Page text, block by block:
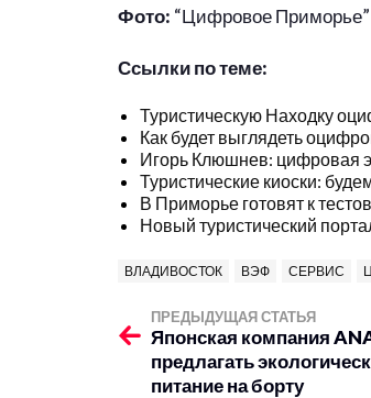
Фото: “Цифровое Приморье”
Ссылки по теме:
Туристическую Находку
Как будет выглядеть
Игорь Клюшнев: цифровая
Туристические киоски:
В Приморье готовят к
Новый туристический
ВЛАДИВОСТОК ВЭФ СЕРВИС
ПРЕДЫДУЩАЯ СТАТЬЯ
Японская компания
предлагать
питание на борту